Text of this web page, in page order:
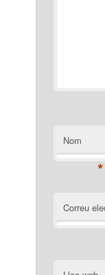
Nom
*
Correu